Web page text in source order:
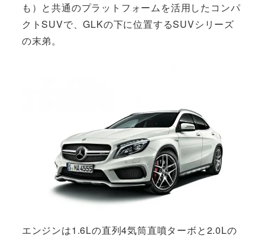
も）と共通のプラットフォームを活用したコンパ
クトSUVで、GLKの下に位置するSUVシリーズ
の末弟。
エンジンは1.6Lの直列4気筒直噴ターボと2.0Lの